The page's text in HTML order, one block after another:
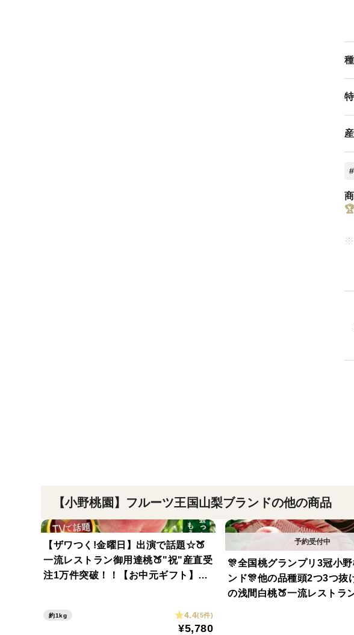
※
【小野桃園】フルーツ王国山梨ブランドの他の商品
【ザワつく!金曜日】出演で話題☆🍑
一流レストラン御用達桃🍑"祝"産直受
注1万件突破！！【お中元ギフト】自
れ】🍑8月上旬予約🍑
約1kg 4.4(5件)
¥5,780
🎊全国桃グランプリ3冠小野
ンド🎊他の品種頭2つ3つ抜
の浅間白桃🍑一流レストラ